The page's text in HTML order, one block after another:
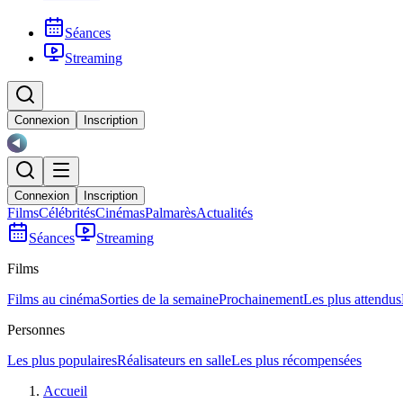
Séances
Streaming
Connexion Inscription
Connexion Inscription
FilmsCélébritésCinémasPalmarèsActualités
Séances
Streaming
Films
Films au cinémaSorties de la semaineProchainementLes plus attendus
Personnes
Les plus populairesRéalisateurs en salleLes plus récompensées
Accueil